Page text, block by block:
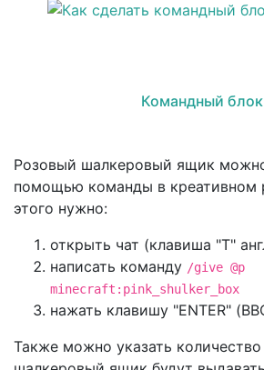
Командный блок
Розовый шалкеровый ящик
помощью команды в креативном
этого нужно:
открыть чат (клавиша "T"
написать команду /give @p
minecraft:pink_shulker_box
нажать клавишу "ENTER"
Также можно указать